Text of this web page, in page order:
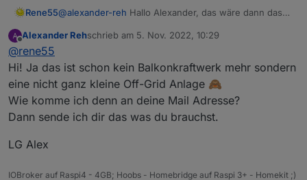
Rene55@alexander-reh Hallo Alexander, das wäre dann das
in der Solarman-App sind, sollte ich die auch
deine Zugangsdaten (per Mail) zukommen lassen.
Offline
Alexander Rehschrieb am 5. Nov. 2022, 10:29
zuletzt editiert von
@rene55
Hi! Ja das ist schon kein Balkonkraftwerk mehr sondern
eine nicht ganz kleine Off-Grid Anlage 🙈
Wie komme ich denn an deine Mail Adresse?
Dann sende ich dir das was du brauchst.
LG Alex
IOBroker auf Raspi4 - 4GB; Hoobs - Homebridge auf Raspi 3+ - Homekit ;)